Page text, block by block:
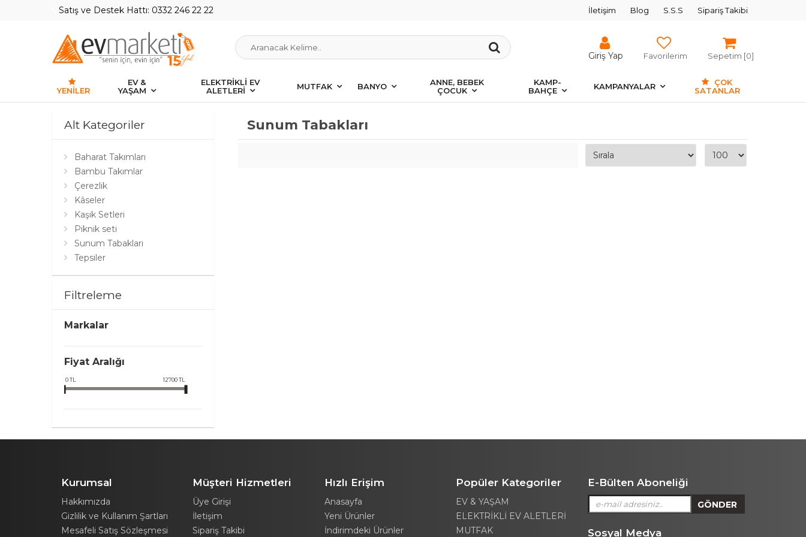
Satış ve Destek Hattı: 0332 246 22 22 İletişim Blog S.S.S Sipariş Takibi
Giriş Yap Favorilerim Sepetim [0]
YENILER
EV &
YAŞAM
ELEKTRİKLİ EV
ALETLERİ
MUTFAK BANYO
ANNE, BEBEK
ÇOCUK
KAMP-
BAHÇE
KAMPANYALAR
ÇOK
SATANLAR
Alt Kategoriler
Baharat Takımları
Bambu Takımlar
Çerezlik
Kâseler
Kaşık Setleri
Piknik seti
Sunum Tabakları
Tepsiler
Filtreleme
Markalar
Fiyat Aralığı
0TL 12700TL
Sunum Tabakları
Kurumsal
Hakkımızda
Gizlilik ve Kullanım Şartları
Mesafeli Satış Sözleşmesi
Müşteri Hizmetleri
Üye Girişi
İletişim
Sipariş Takibi
Hızlı Erişim
Anasayfa
Yeni Ürünler
İndirimdeki Ürünler
Popüler Kategoriler
EV & YAŞAM
ELEKTRİKLİ EV ALETLERİ
MUTFAK
E-Bülten Aboneliği
Sosyal Medya